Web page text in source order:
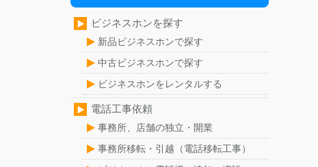
ビジネスホンを探す
新品ビジネスホンで探す
中古ビジネスホンで探す
ビジネスホンをレンタルする
電話工事依頼
事務所、店舗の独立・開業
事務所移転・引越（電話移転工事）